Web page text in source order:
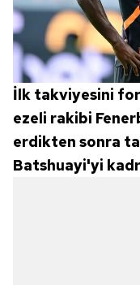
İlk takviyesini
ezeli rakibi
erdikten sonra
Batshuayi'yi